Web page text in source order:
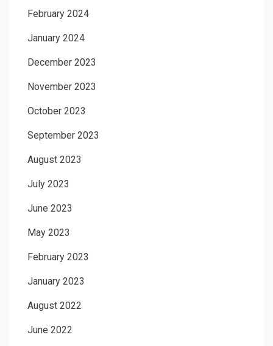
February 2024
January 2024
December 2023
November 2023
October 2023
September 2023
August 2023
July 2023
June 2023
May 2023
February 2023
January 2023
August 2022
June 2022